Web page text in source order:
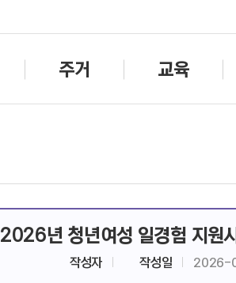
주거 교육
2026년 청년여성 일경험 지원
작성자 작성일 2026-